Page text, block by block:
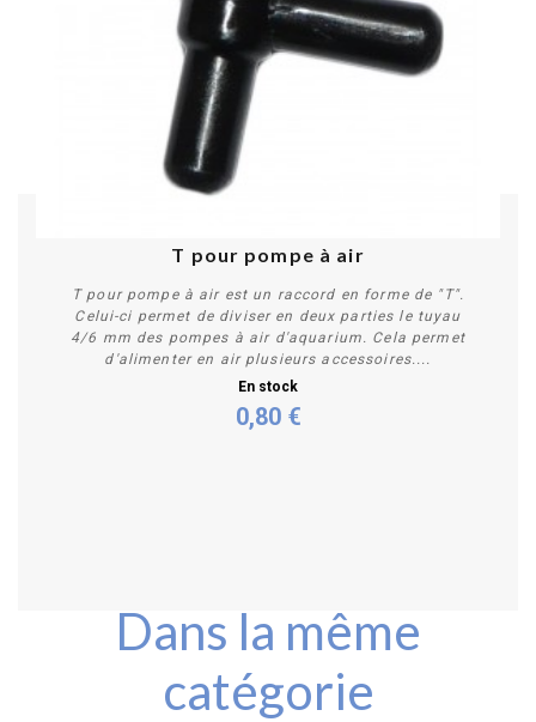
T pour pompe à air
T pour pompe à air est un raccord en forme de "T".
Celui-ci permet de diviser en deux parties le tuyau
4/6 mm des pompes à air d'aquarium. Cela permet
d'alimenter en air plusieurs accessoires....
En stock
0,80 €
Dans la même
catégorie